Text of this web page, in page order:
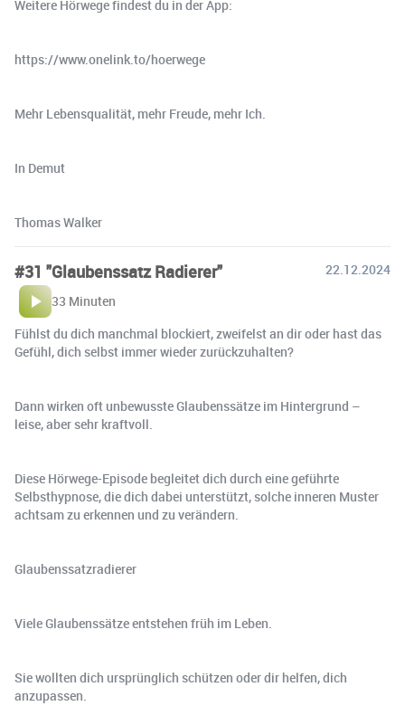
Weitere Hörwege findest du in der App:
https://www.onelink.to/hoerwege
Mehr Lebensqualität, mehr Freude, mehr Ich.
In Demut
Thomas Walker
#31 "Glaubenssatz Radierer"
22.12.2024
33 Minuten
Fühlst du dich manchmal blockiert, zweifelst an dir oder hast das
Gefühl, dich selbst immer wieder zurückzuhalten?
Dann wirken oft unbewusste Glaubenssätze im Hintergrund –
leise, aber sehr kraftvoll.
Diese Hörwege-Episode begleitet dich durch eine geführte
Selbsthypnose, die dich dabei unterstützt, solche inneren Muster
achtsam zu erkennen und zu verändern.
Glaubenssatzradierer
Viele Glaubenssätze entstehen früh im Leben.
Sie wollten dich ursprünglich schützen oder dir helfen, dich
anzupassen.